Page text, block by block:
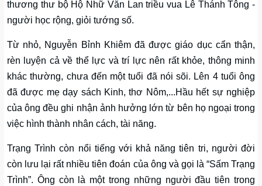
thương thư bộ Hộ Nhữ Văn Lan triều vua Lê Thánh Tông -
người học rộng, giỏi tướng số.
Từ nhỏ, Nguyễn Bỉnh Khiêm đã được giáo dục cẩn thận,
rèn luyện cả về thể lực và trí lực nên rất khỏe, thông minh
khác thường, chưa đến một tuổi đã nói sõi. Lên 4 tuổi ông
đã được mẹ dạy sách Kinh, thơ Nôm,...Hầu hết sự nghiệp
của ông đều ghi nhận ảnh hưởng lớn từ bên họ ngoại trong
việc hình thành nhân cách, tài năng.
Trạng Trình còn nổi tiếng với khả năng tiên tri, người đời
còn lưu lại rất nhiều tiên đoán của ông và gọi là “Sấm Trạng
Trình”. Ông còn là một trong những người đầu tiên trong